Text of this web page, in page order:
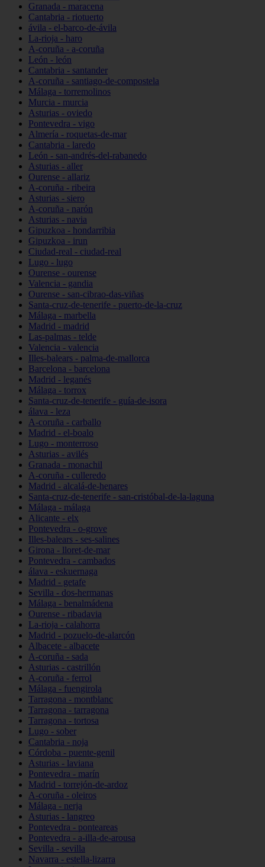
Granada - maracena
Cantabria - riotuerto
ávila - el-barco-de-ávila
La-rioja - haro
A-coruña - a-coruña
León - león
Cantabria - santander
A-coruña - santiago-de-compostela
Málaga - torremolinos
Murcia - murcia
Asturias - oviedo
Pontevedra - vigo
Almería - roquetas-de-mar
Cantabria - laredo
León - san-andrés-del-rabanedo
Asturias - aller
Ourense - allariz
A-coruña - ribeira
Asturias - siero
A-coruña - narón
Asturias - navia
Gipuzkoa - hondarribia
Gipuzkoa - irun
Ciudad-real - ciudad-real
Lugo - lugo
Ourense - ourense
Valencia - gandia
Ourense - san-cibrao-das-viñas
Santa-cruz-de-tenerife - puerto-de-la-cruz
Málaga - marbella
Madrid - madrid
Las-palmas - telde
Valencia - valencia
Illes-balears - palma-de-mallorca
Barcelona - barcelona
Madrid - leganés
Málaga - torrox
Santa-cruz-de-tenerife - guía-de-isora
álava - leza
A-coruña - carballo
Madrid - el-boalo
Lugo - monterroso
Asturias - avilés
Granada - monachil
A-coruña - culleredo
Madrid - alcalá-de-henares
Santa-cruz-de-tenerife - san-cristóbal-de-la-laguna
Málaga - málaga
Alicante - elx
Pontevedra - o-grove
Illes-balears - ses-salines
Girona - lloret-de-mar
Pontevedra - cambados
álava - eskuernaga
Madrid - getafe
Sevilla - dos-hermanas
Málaga - benalmádena
Ourense - ribadavia
La-rioja - calahorra
Madrid - pozuelo-de-alarcón
Albacete - albacete
A-coruña - sada
Asturias - castrillón
A-coruña - ferrol
Málaga - fuengirola
Tarragona - montblanc
Tarragona - tarragona
Tarragona - tortosa
Lugo - sober
Cantabria - noja
Córdoba - puente-genil
Asturias - laviana
Pontevedra - marín
Madrid - torrejón-de-ardoz
A-coruña - oleiros
Málaga - nerja
Asturias - langreo
Pontevedra - ponteareas
Pontevedra - a-illa-de-arousa
Sevilla - sevilla
Navarra - estella-lizarra